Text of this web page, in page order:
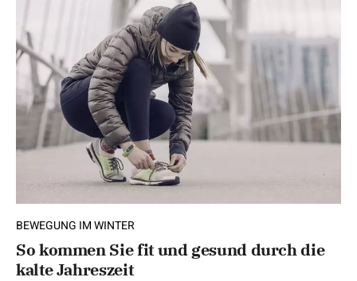
BEWEGUNG IM WINTER
So kommen Sie fit und gesund durch die
kalte Jahreszeit